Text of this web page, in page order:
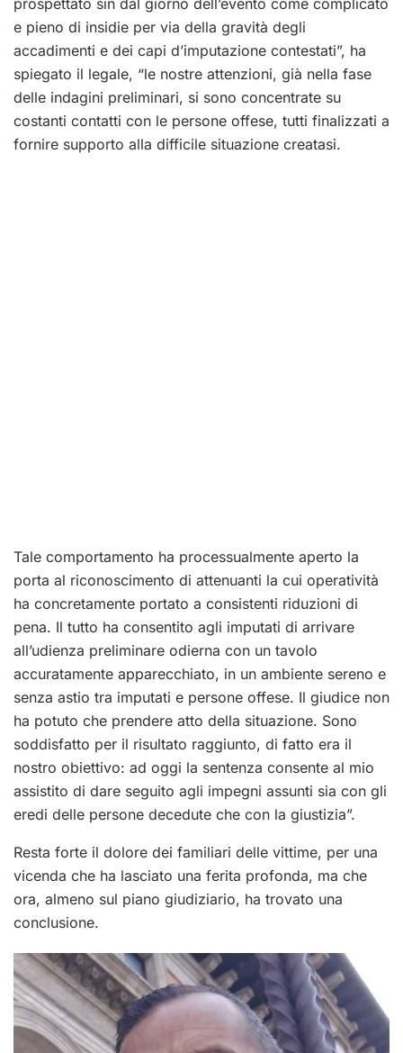
e pieno di insidie per via della gravità degli
accadimenti e dei capi d’imputazione contestati”, ha
spiegato il legale, “le nostre attenzioni, già nella fase
delle indagini preliminari, si sono concentrate su
costanti contatti con le persone offese, tutti finalizzati a
fornire supporto alla difficile situazione creatasi.
Tale comportamento ha processualmente aperto la
porta al riconoscimento di attenuanti la cui operatività
ha concretamente portato a consistenti riduzioni di
pena. Il tutto ha consentito agli imputati di arrivare
all’udienza preliminare odierna con un tavolo
accuratamente apparecchiato, in un ambiente sereno e
senza astio tra imputati e persone offese. Il giudice non
ha potuto che prendere atto della situazione. Sono
soddisfatto per il risultato raggiunto, di fatto era il
nostro obiettivo: ad oggi la sentenza consente al mio
assistito di dare seguito agli impegni assunti sia con gli
eredi delle persone decedute che con la giustizia”.
Resta forte il dolore dei familiari delle vittime, per una
vicenda che ha lasciato una ferita profonda, ma che
ora, almeno sul piano giudiziario, ha trovato una
conclusione.